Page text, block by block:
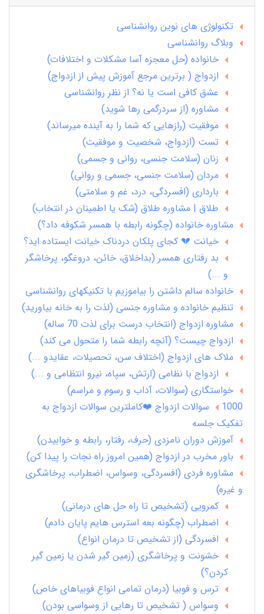
تکنولوژی های نوین روانشناسی
وبلاگ روانشناسی
خانواده (حل معجزه آسا مشکلات و اختلافات)
ازدواج ( برترین مرجع آموزش پیش از ازدواج)
عشق کافی است یا نه؟ از نظر روانشناسی
مشاوره (از سردرگمی رها شوید)
موفقیت (رازهایی که شما را به آینده میرساند)
تست (ازدواج، شخصیت و موفقیت)
زنان (سلامت جنسی، روانی و جسمی)
مردان (سلامت جنسی، جسمی و روانی)
بارداری (افسردگی، درد، غم و سلامتی)
طلاق | مشاوره طلاق (شک یا اطمینان در انتخاب)
مشاوره خانواده (چگونه رابطه با همسر شکوفه داد؟)
خیانت 💔 کجای پلکان دردناک خیانت ایستاده اید؟
بد رفتاری همسر (بداخلاق، خائن، دروغگو، پرخاشگر
و ...)
خانواده سالم داشتن را بیاموزیم با تکنیکهای روانشناسی
تنظیم خانواده و مشاوره جنسی (لذت را به خانه بیاورید)
مشاوره ازدواج (انتخاب درست برای لذت 70 ساله)
ازدواج چیست؟ (آنچه رابطه شما را متحول می کند)
ملاک های ازدواج (اختلاف سن، تحصیلات، عقایدو ...)
ازدواج با نظامی (ارتش، سپاه، نیرو انتظامی و ...)
خواستگاری (سوالات، آداب و رسوم و مراسم)
1000 سوالات ازدواج ❤️کاملترین سوالات ازدواج به
تفکیک جلسه
آموزش دوران نامزدی (حرف، رفتار، رابطه و خوابیدن)
باور مخرب در ازدواج (همین امروز راه نجات را پیدا کن)
مشاوره فردی (افسردگی، وسواس، اضطراب، پرخاشگری
و غیره)
کمرویی (تشخیص تا راه حل های درمانی)
اضطراب (چگونه بعه استرس هایم پایان دادم)
افسردگی (از تشخیص تا درمان انواع)
خشونت و پرخاشگری (زمین گیر شدن یا زمین گیر
کردن؟)
ترس و فوبیا (درمان تمامی انواع فوبیاهای خاص)
وسواس ( تشخیص تا رهایی از وسواسی بودن)